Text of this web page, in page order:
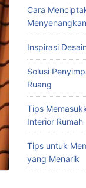
Cara
Inspirasi
Solusi
Ruang
Tips
Interior Rumah
Tips untuk
yang Menarik